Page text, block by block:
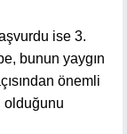
ise 3.
bunun yaygın
önemli
olduğunu